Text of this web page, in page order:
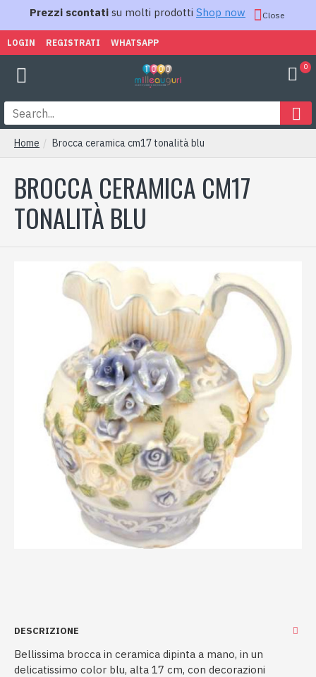
Prezzi scontati su molti prodotti Shop now Close
LOGIN REGISTRATI WHATSAPP
0
Home Brocca ceramica cm17 tonalità blu
BROCCA CERAMICA CM17
TONALITÀ BLU
DESCRIZIONE
Bellissima brocca in ceramica dipinta a mano, in un
delicatissimo color blu, alta 17 cm, con decorazioni